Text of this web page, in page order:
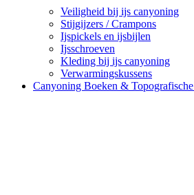
Veiligheid bij ijs canyoning
Stijgijzers / Crampons
Ijspickels en ijsbijlen
Ijsschroeven
Kleding bij ijs canyoning
Verwarmingskussens
Canyoning Boeken & Topografische